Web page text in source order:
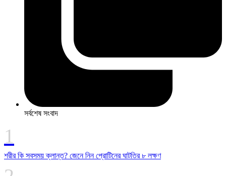
সর্বশেষ সংবাদ
শরীর কি সবসময় ক্লান্ত? জেনে নিন প্রোটিনের ঘাটতির ৮ লক্ষণ